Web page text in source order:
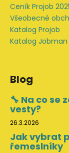
Ceník Projob
Všeobecné
Katalog Projob
Katalog Jobman
Blog
🔧 Na co
vesty?
26.3.2026
Jak vybrat
řemeslníky